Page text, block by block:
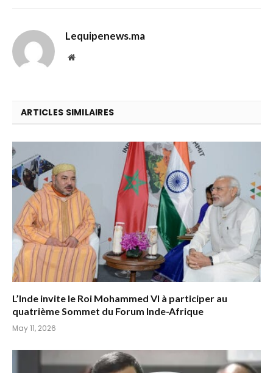
Lequipenews.ma
Website
ARTICLES SIMILAIRES
L’Inde invite le Roi Mohammed VI à participer au
quatrième Sommet du Forum Inde-Afrique
May 11, 2026